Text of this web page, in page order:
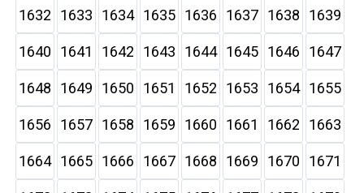
1632 1633 1634 1635 1636 1637 1638 1639
1640 1641 1642 1643 1644 1645 1646 1647
1648 1649 1650 1651 1652 1653 1654 1655
1656 1657 1658 1659 1660 1661 1662 1663
1664 1665 1666 1667 1668 1669 1670 1671